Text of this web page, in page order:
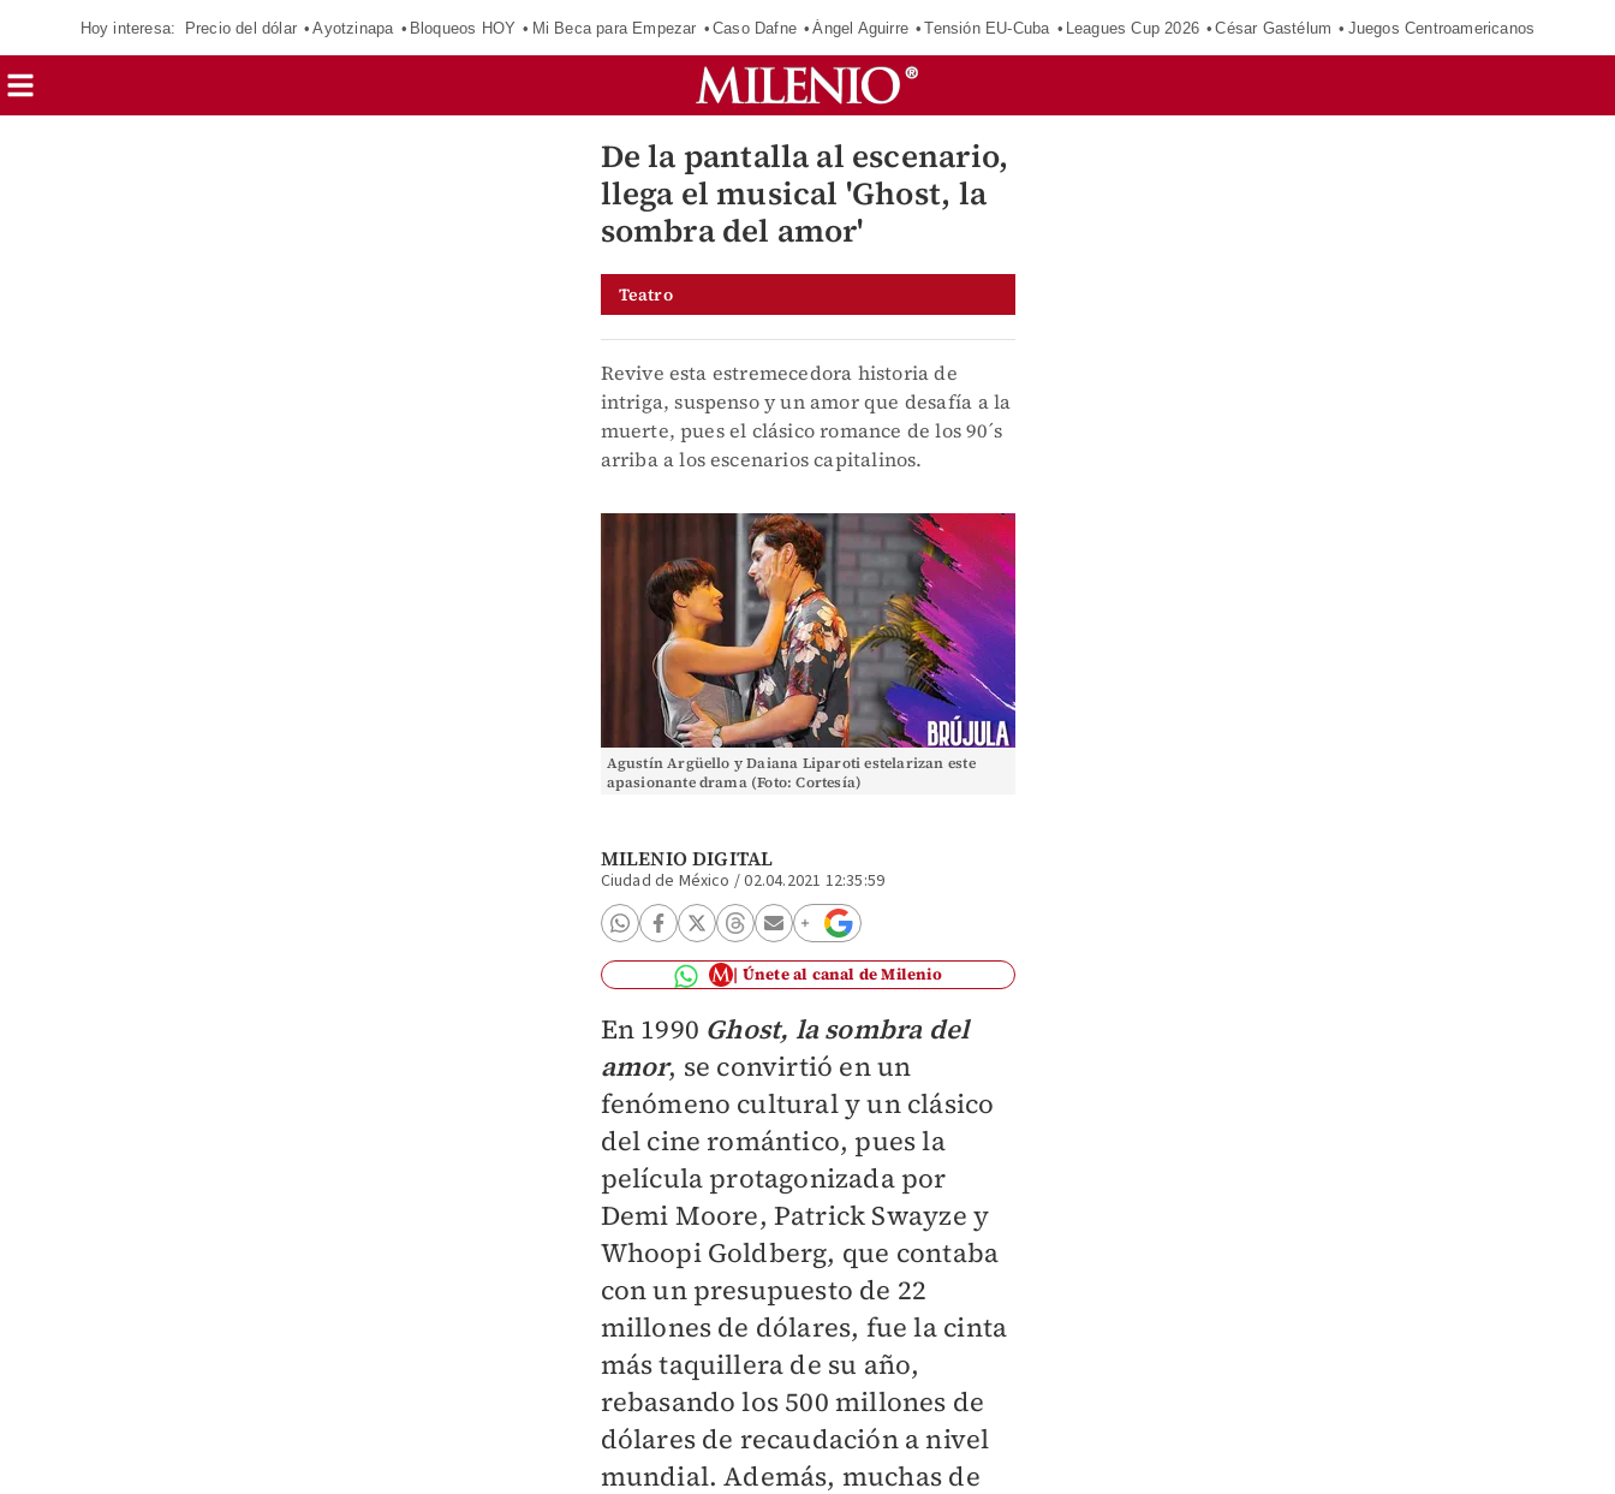
Hoy interesa: Precio del dólar Ayotzinapa Bloqueos HOY Mi Beca para Empezar Caso Dafne Ángel Aguirre Tensión EU-Cuba Leagues Cup 2026 César Gastélum Juegos Centroamericanos
De la pantalla al escenario,
llega el musical 'Ghost, la
sombra del amor'
Teatro
Revive esta estremecedora historia de
intriga, suspenso y un amor que desafía a la
muerte, pues el clásico romance de los 90´s
arriba a los escenarios capitalinos.
Agustín Argüello y Daiana Liparoti estelarizan este
apasionante drama (Foto: Cortesía)
MILENIO DIGITAL
Ciudad de México /02.04.2021 12:35:59
Únete al canal de Milenio
En 1990 Ghost, la sombra del
amor, se convirtió en un
fenómeno cultural y un clásico
del cine romántico, pues la
película protagonizada por
Demi Moore, Patrick Swayze y
Whoopi Goldberg, que contaba
con un presupuesto de 22
millones de dólares, fue la cinta
más taquillera de su año,
rebasando los 500 millones de
dólares de recaudación a nivel
mundial. Además, muchas de